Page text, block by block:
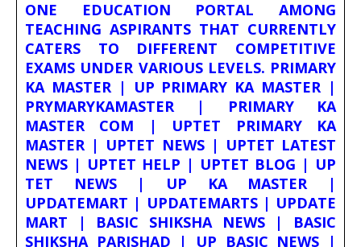
ONE EDUCATION PORTAL AMONG
TEACHING ASPIRANTS THAT CURRENTLY
CATERS TO DIFFERENT COMPETITIVE
EXAMS UNDER VARIOUS LEVELS. PRIMARY
KA MASTER | UP PRIMARY KA MASTER |
PRYMARYKAMASTER | PRIMARY KA
MASTER COM | UPTET PRIMARY KA
MASTER | UPTET NEWS | UPTET LATEST
NEWS | UPTET HELP | UPTET BLOG | UP
TET NEWS | UP KA MASTER |
UPDATEMART | UPDATEMARTS | UPDATE
MART | BASIC SHIKSHA NEWS | BASIC
SHIKSHA PARISHAD | UP BASIC NEWS |